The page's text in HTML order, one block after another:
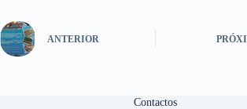
ANTERIOR
Contactos